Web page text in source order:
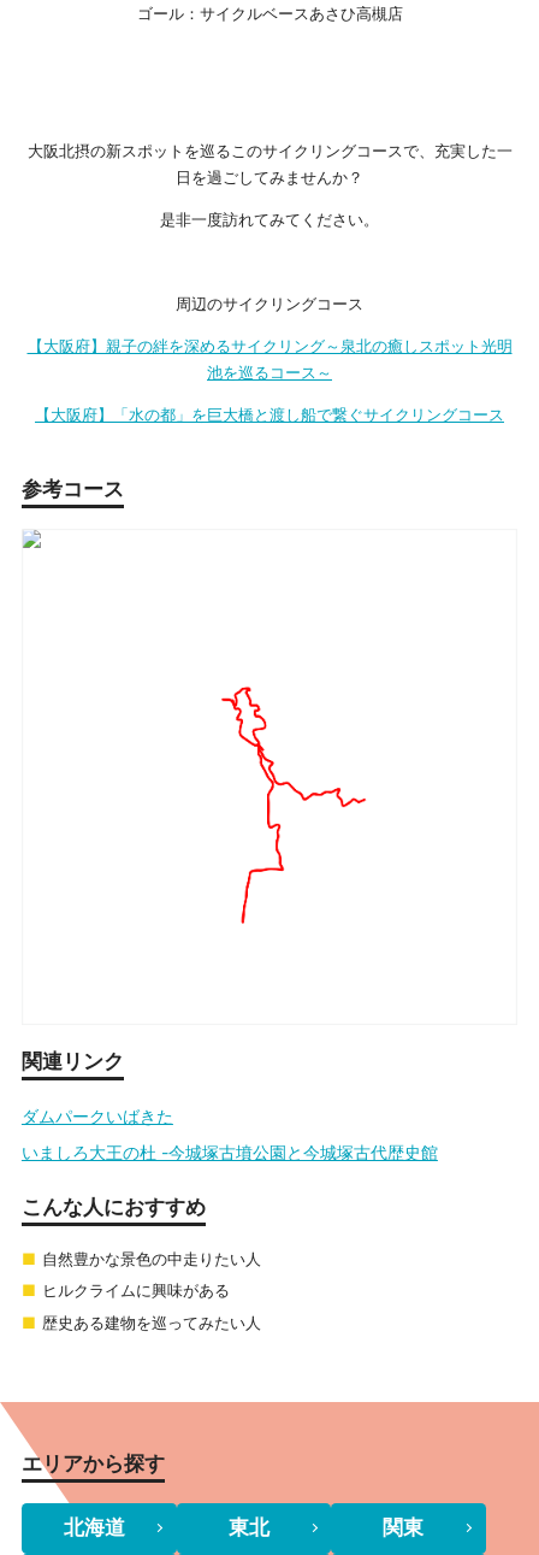
ゴール：サイクルベースあさひ高槻店
大阪北摂の新スポットを巡るこのサイクリングコースで、充実した一
日を過ごしてみませんか？
是非一度訪れてみてください。
周辺のサイクリングコース
【大阪府】親子の絆を深めるサイクリング～泉北の癒しスポット光明
池を巡るコース～
【大阪府】「水の都」を巨大橋と渡し船で繋ぐサイクリングコース
参考コース
関連リンク
ダムパークいばきた
いましろ大王の杜 -今城塚古墳公園と今城塚古代歴史館
こんな人におすすめ
自然豊かな景色の中走りたい人
ヒルクライムに興味がある
歴史ある建物を巡ってみたい人
エリアから探す
北海道 東北 関東